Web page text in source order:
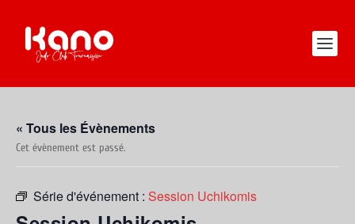
« Tous les Évènements
Cet évènement est passé.
Série d'événement : Session Uchikomis